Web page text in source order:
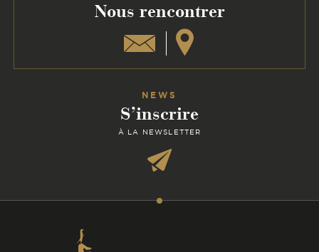
Nous rencontrer
NEWS
S’inscrire
À LA NEWSLETTER
Coordonnées